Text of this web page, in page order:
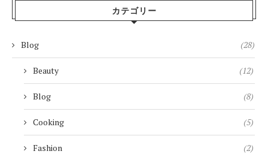
カテゴリー
Blog (28)
Beauty (12)
Blog (8)
Cooking (5)
Fashion (2)